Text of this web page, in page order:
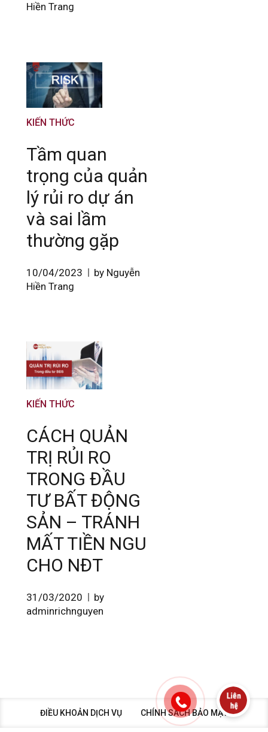
Hiền Trang
KIẾN THỨC
Tầm quan
trọng của quản
lý rủi ro dự án
và sai lầm
thường gặp
10/04/2023
by Nguyễn
Hiền Trang
KIẾN THỨC
CÁCH QUẢN
TRỊ RỦI RO
TRONG ĐẦU
TƯ BẤT ĐỘNG
SẢN – TRÁNH
MẤT TIỀN NGU
CHO NĐT
31/03/2020
by
adminrichnguyen
ĐIỀU KHOẢN DỊCH VỤ CHÍNH SÁCH BẢO MẬT